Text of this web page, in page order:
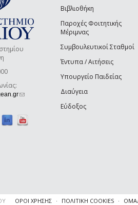
(link sends e-mail)
Βιβλιοθήκη
Παροχές Φοιτητικής
Μέριμνας
Συμβουλευτικοί Σταθμοί
Έντυπα / Αιτήσεις
Υπουργείο Παιδείας
Διαύγεια
Εύδοξος
ΟΡΟΙ ΧΡΗΣΗΣ ΠΟΛΙΤΙΚΗ COOKIES